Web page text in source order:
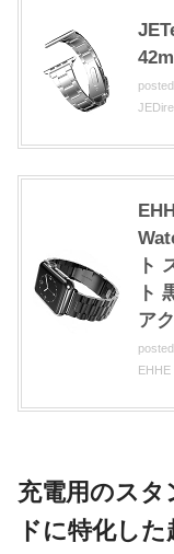
ト
ト
ア
EHHE
充電用のス
ドに特化し